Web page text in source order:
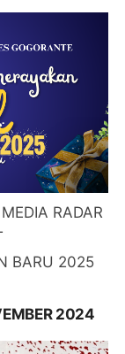
RADAR
BARU 2025
2024